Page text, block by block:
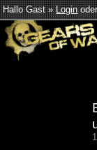
Hallo Gast »Login